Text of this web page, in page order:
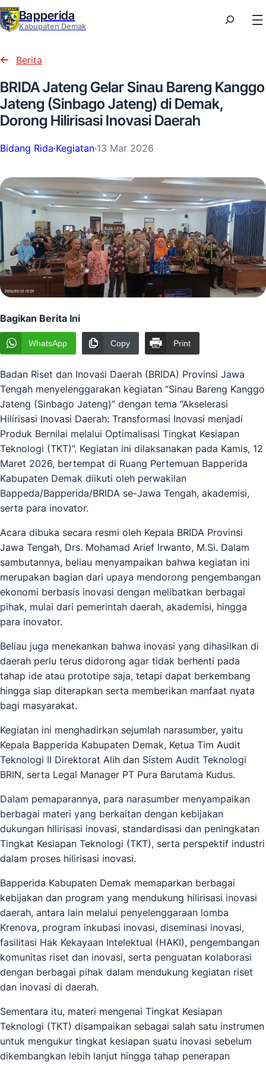
Bapperida
Kabupaten Demak
Berita
BRIDA Jateng Gelar Sinau Bareng Kanggo
Jateng (Sinbago Jateng) di Demak,
Dorong Hilirisasi Inovasi Daerah
Bidang Rida·Kegiatan·13 Mar 2026
Bagikan Berita Ini
WhatsApp Copy Print
Badan Riset dan Inovasi Daerah (BRIDA) Provinsi Jawa
Tengah menyelenggarakan kegiatan “Sinau Bareng Kanggo
Jateng (Sinbago Jateng)” dengan tema “Akselerasi
Hilirisasi Inovasi Daerah: Transformasi Inovasi menjadi
Produk Bernilai melalui Optimalisasi Tingkat Kesiapan
Teknologi (TKT)”. Kegiatan ini dilaksanakan pada Kamis, 12
Maret 2026, bertempat di Ruang Pertemuan Bapperida
Kabupaten Demak diikuti oleh perwakilan
Bappeda/Bapperida/BRIDA se-Jawa Tengah, akademisi,
serta para inovator.
Acara dibuka secara resmi oleh Kepala BRIDA Provinsi
Jawa Tengah, Drs. Mohamad Arief Irwanto, M.Si. Dalam
sambutannya, beliau menyampaikan bahwa kegiatan ini
merupakan bagian dari upaya mendorong pengembangan
ekonomi berbasis inovasi dengan melibatkan berbagai
pihak, mulai dari pemerintah daerah, akademisi, hingga
para inovator.
Beliau juga menekankan bahwa inovasi yang dihasilkan di
daerah perlu terus didorong agar tidak berhenti pada
tahap ide atau prototipe saja, tetapi dapat berkembang
hingga siap diterapkan serta memberikan manfaat nyata
bagi masyarakat.
Kegiatan ini menghadirkan sejumlah narasumber, yaitu
Kepala Bapperida Kabupaten Demak, Ketua Tim Audit
Teknologi II Direktorat Alih dan Sistem Audit Teknologi
BRIN, serta Legal Manager PT Pura Barutama Kudus.
Dalam pemaparannya, para narasumber menyampaikan
berbagai materi yang berkaitan dengan kebijakan
dukungan hilirisasi inovasi, standardisasi dan peningkatan
Tingkat Kesiapan Teknologi (TKT), serta perspektif industri
dalam proses hilirisasi inovasi.
Bapperida Kabupaten Demak memaparkan berbagai
kebijakan dan program yang mendukung hilirisasi inovasi
daerah, antara lain melalui penyelenggaraan lomba
Krenova, program inkubasi inovasi, diseminasi inovasi,
fasilitasi Hak Kekayaan Intelektual (HAKI), pengembangan
komunitas riset dan inovasi, serta penguatan kolaborasi
dengan berbagai pihak dalam mendukung kegiatan riset
dan inovasi di daerah.
Sementara itu, materi mengenai Tingkat Kesiapan
Teknologi (TKT) disampaikan sebagai salah satu instrumen
untuk mengukur tingkat kesiapan suatu inovasi sebelum
dikembangkan lebih lanjut hingga tahap penerapan